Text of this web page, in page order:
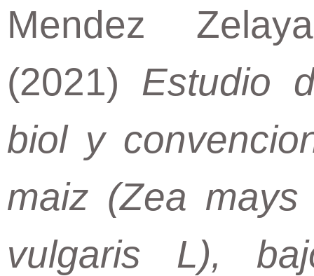
Mendez
(2021) Estudio
biol y
maiz (Zea
vulgaris L),